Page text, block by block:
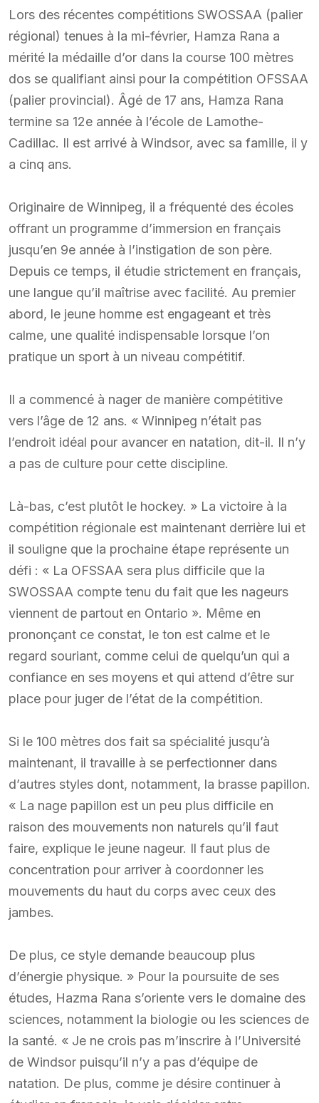
Lors des récentes compétitions SWOSSAA (palier
régional) tenues à la mi-février, Hamza Rana a
mérité la médaille d’or dans la course 100 mètres
dos se qualifiant ainsi pour la compétition OFSSAA
(palier provincial). Âgé de 17 ans, Hamza Rana
termine sa 12e année à l’école de Lamothe-
Cadillac. Il est arrivé à Windsor, avec sa famille, il y
a cinq ans.
Originaire de Winnipeg, il a fréquenté des écoles
offrant un programme d’immersion en français
jusqu’en 9e année à l’instigation de son père.
Depuis ce temps, il étudie strictement en français,
une langue qu’il maîtrise avec facilité. Au premier
abord, le jeune homme est engageant et très
calme, une qualité indispensable lorsque l’on
pratique un sport à un niveau compétitif.
Il a commencé à nager de manière compétitive
vers l’âge de 12 ans. « Winnipeg n’était pas
l’endroit idéal pour avancer en natation, dit-il. Il n’y
a pas de culture pour cette discipline.
Là-bas, c’est plutôt le hockey. » La victoire à la
compétition régionale est maintenant derrière lui et
il souligne que la prochaine étape représente un
défi : « La OFSSAA sera plus difficile que la
SWOSSAA compte tenu du fait que les nageurs
viennent de partout en Ontario ». Même en
prononçant ce constat, le ton est calme et le
regard souriant, comme celui de quelqu’un qui a
confiance en ses moyens et qui attend d’être sur
place pour juger de l’état de la compétition.
Si le 100 mètres dos fait sa spécialité jusqu’à
maintenant, il travaille à se perfectionner dans
d’autres styles dont, notamment, la brasse papillon.
« La nage papillon est un peu plus difficile en
raison des mouvements non naturels qu’il faut
faire, explique le jeune nageur. Il faut plus de
concentration pour arriver à coordonner les
mouvements du haut du corps avec ceux des
jambes.
De plus, ce style demande beaucoup plus
d’énergie physique. » Pour la poursuite de ses
études, Hazma Rana s’oriente vers le domaine des
sciences, notamment la biologie ou les sciences de
la santé. « Je ne crois pas m’inscrire à l’Université
de Windsor puisqu’il n’y a pas d’équipe de
natation. De plus, comme je désire continuer à